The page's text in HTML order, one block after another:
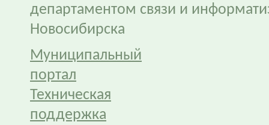
департаментом связи и
Новосибирска
Муниципальный
портал
Техническая
поддержка